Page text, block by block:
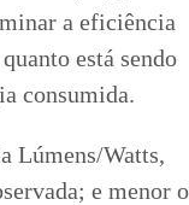
a eficiência
está sendo
consumida.
Lúmens/Watts,
e menor o